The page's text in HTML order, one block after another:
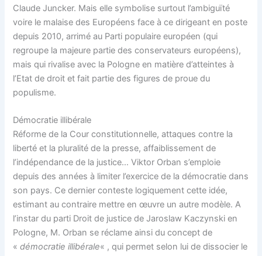
Claude Juncker. Mais elle symbolise surtout l’ambiguïté
voire le malaise des Européens face à ce dirigeant en poste
depuis 2010, arrimé au Parti populaire européen (qui
regroupe la majeure partie des conservateurs européens),
mais qui rivalise avec la Pologne en matière d’atteintes à
l’Etat de droit et fait partie des figures de proue du
populisme.
Démocratie illibérale
Réforme de la Cour constitutionnelle, attaques contre la
liberté et la pluralité de la presse, affaiblissement de
l’indépendance de la justice… Viktor Orban s’emploie
depuis des années à limiter l’exercice de la démocratie dans
son pays. Ce dernier conteste logiquement cette idée,
estimant au contraire mettre en œuvre un autre modèle. A
l’instar du parti Droit de justice de Jaroslaw Kaczynski en
Pologne, M. Orban se réclame ainsi du concept de
«démocratie illibérale« , qui permet selon lui de dissocier le